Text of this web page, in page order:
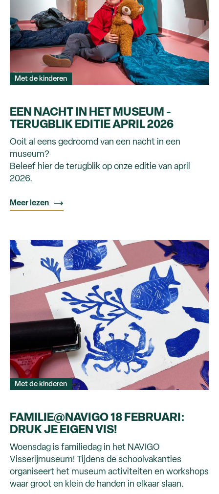
Met de kinderen
EEN NACHT IN HET MUSEUM -
TERUGBLIK EDITIE APRIL 2026
Ooit al eens gedroomd van een nacht in een
museum?
Beleef hier de terugblik op onze editie van april
2026.
Meer lezen
Met de kinderen
FAMILIE@NAVIGO 18 FEBRUARI:
DRUK JE EIGEN VIS!
Woensdag is familiedag in het NAVIGO
Visserijmuseum! Tijdens de schoolvakanties
organiseert het museum activiteiten en workshops
waar groot en klein de handen in elkaar slaan.